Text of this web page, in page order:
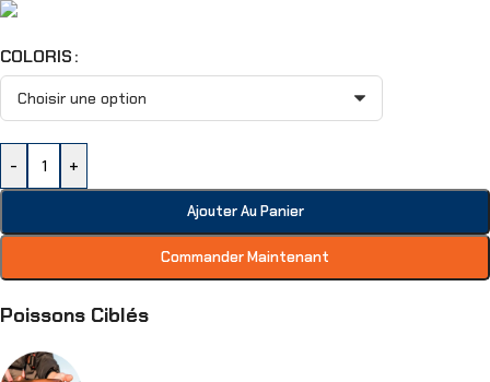
COLORIS
- +
Ajouter Au Panier
Commander Maintenant
Poissons Ciblés